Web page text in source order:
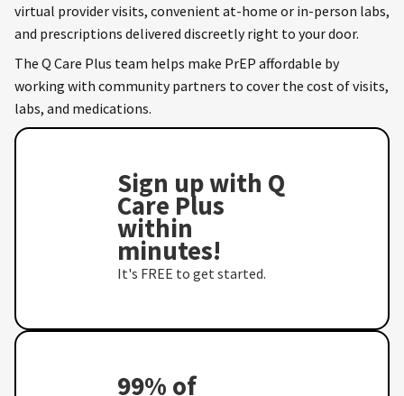
virtual provider visits, convenient at-home or in-person labs,
and prescriptions delivered discreetly right to your door.
The Q Care Plus team helps make PrEP affordable by
working with community partners to cover the cost of visits,
labs, and medications.
Sign up with Q
Care Plus
within
minutes!
It's FREE to get started.
99% of